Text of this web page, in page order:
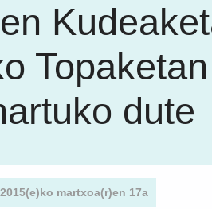
Topaketan
dute
2015(e)ko martxoa(r)en 17a